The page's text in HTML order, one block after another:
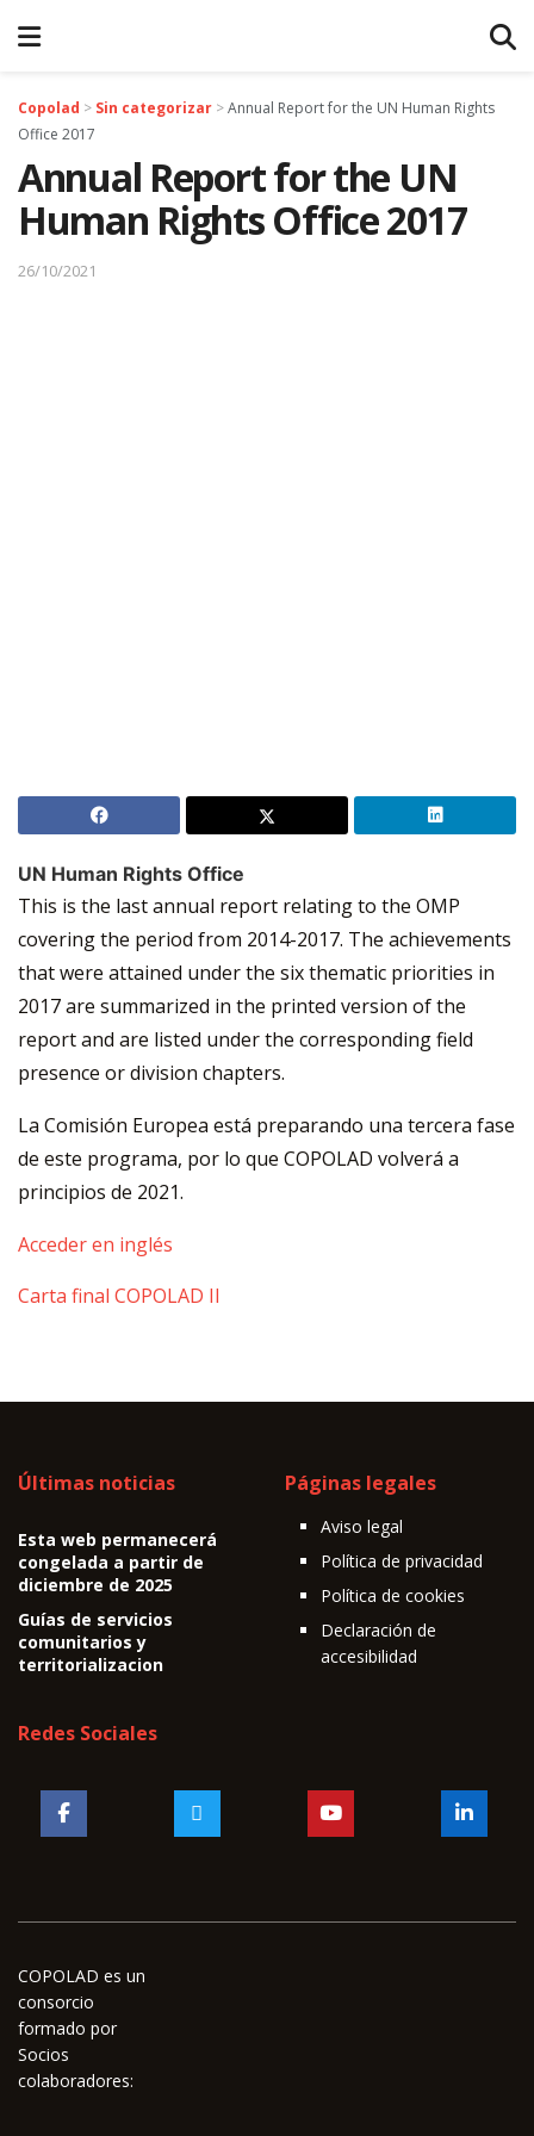
Copolad > Sin categorizar >Annual Report for the UN Human Rights
Office 2017
Annual Report for the UN
Human Rights Office 2017
26/10/2021
UN Human Rights Office
This is the last annual report relating to the OMP
covering the period from 2014-2017. The achievements
that were attained under the six thematic priorities in
2017 are summarized in the printed version of the
report and are listed under the corresponding field
presence or division chapters.
La Comisión Europea está preparando una tercera fase
de este programa, por lo que COPOLAD volverá a
principios de 2021.
Acceder en inglés
Carta final COPOLAD II
Últimas noticias
Esta web permanecerá
congelada a partir de
diciembre de 2025
Guías de servicios
comunitarios y
territorializacion
Páginas legales
Aviso legal
Política de privacidad
Política de cookies
Declaración de
accesibilidad
Redes Sociales
COPOLAD es un
consorcio
formado por
Socios
colaboradores: